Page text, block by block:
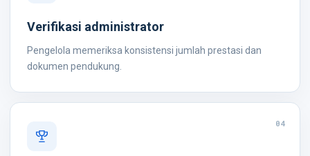
Verifikasi administrator
Pengelola memeriksa konsistensi jumlah prestasi dan
dokumen pendukung.
04